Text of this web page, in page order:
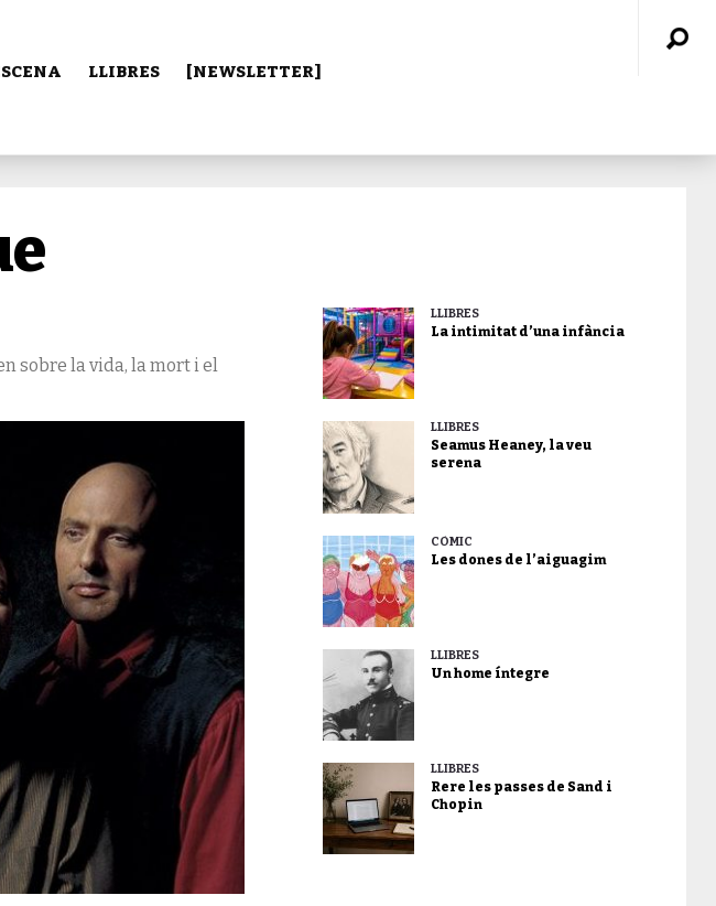
LLIBRES [NEWSLETTER]
sobre la vida, la mort i el
LLIBRES
La intimitat d’una infància
LLIBRES
Seamus Heaney, la veu
serena
CÒMIC
Les dones de l’aiguagim
LLIBRES
Un home íntegre
LLIBRES
Rere les passes de Sand i
Chopin